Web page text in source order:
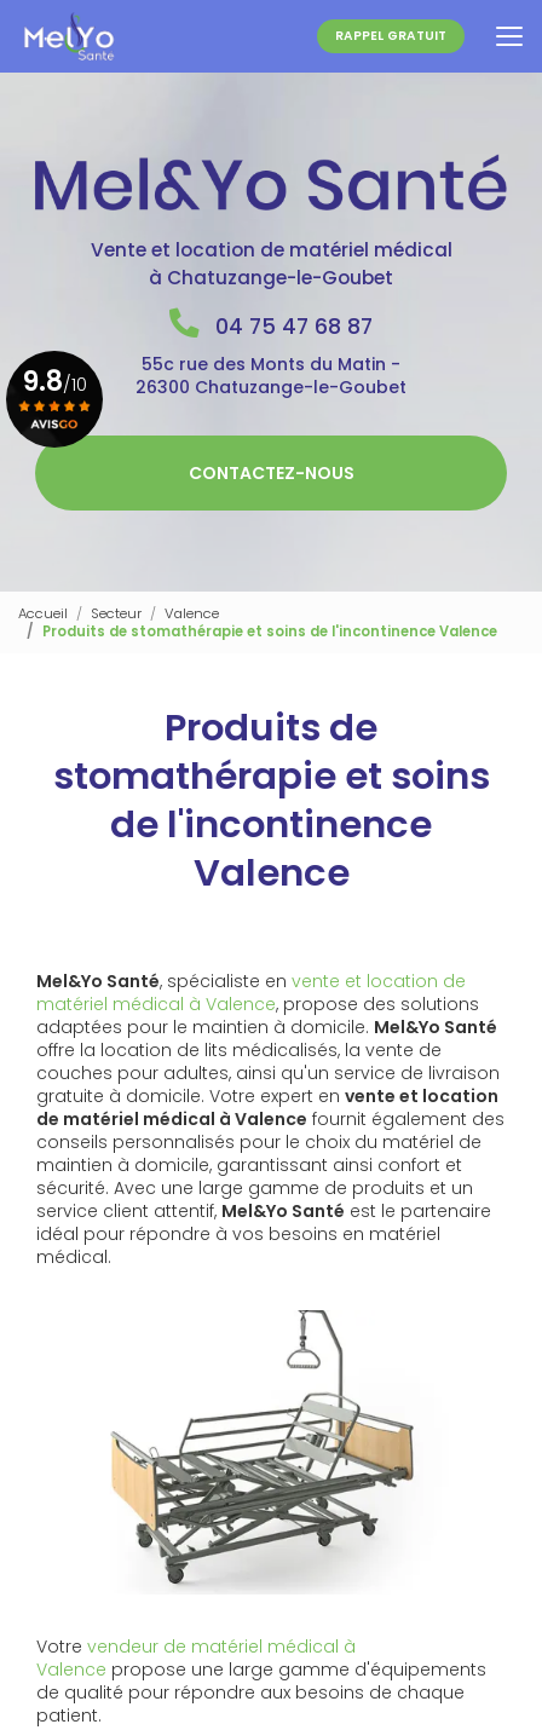
contenu
principal
RAPPEL GRATUIT
Vente et location de matériel médical
à Chatuzange-le-Goubet
04 75 47 68 87
55c rue des Monts du Matin -
26300 Chatuzange-le-Goubet
CONTACTEZ-NOUS
9.8/10
Voir le certificat
Accueil Secteur
Valence
Produits de stomathérapie et soins de l'incontinence Valence
Produits de
stomathérapie et soins
de l'incontinence
Valence
Mel&Yo Santé, spécialiste en vente et location de
matériel médical à Valence, propose des solutions
adaptées pour le maintien à domicile. Mel&Yo Santé
offre la location de lits médicalisés, la vente de
couches pour adultes, ainsi qu'un service de livraison
gratuite à domicile. Votre expert en vente et location
de matériel médical à Valence fournit également des
conseils personnalisés pour le choix du matériel de
maintien à domicile, garantissant ainsi confort et
sécurité. Avec une large gamme de produits et un
service client attentif, Mel&Yo Santé est le partenaire
idéal pour répondre à vos besoins en matériel
médical.
Votre vendeur de matériel médical à
Valence propose une large gamme d'équipements
de qualité pour répondre aux besoins de chaque
patient.